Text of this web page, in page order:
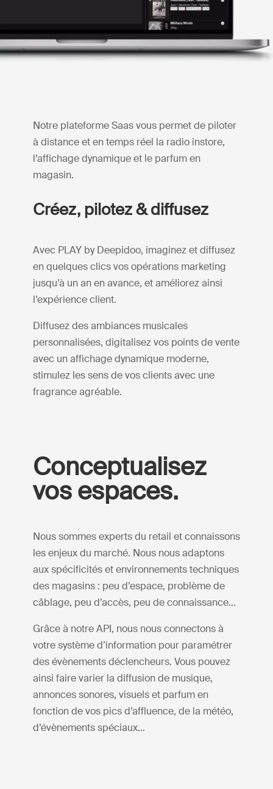
Notre plateforme Saas vous permet de piloter
à distance et en temps réel la radio instore,
l’affichage dynamique et le parfum en
magasin.
Créez, pilotez & diffusez
Avec PLAY by Deepidoo, imaginez et diffusez
en quelques clics vos opérations marketing
jusqu’à un an en avance, et améliorez ainsi
l’expérience client.
Diffusez des ambiances musicales
personnalisées, digitalisez vos points de vente
avec un affichage dynamique moderne,
stimulez les sens de vos clients avec une
fragrance agréable.
Conceptualisez
vos espaces.
Nous sommes experts du retail et connaissons
les enjeux du marché. Nous nous adaptons
aux spécificités et environnements techniques
des magasins : peu d’espace, problème de
câblage, peu d’accès, peu de connaissance…
Grâce à notre API, nous nous connectons à
votre système d’information pour paramétrer
des évènements déclencheurs. Vous pouvez
ainsi faire varier la diffusion de musique,
annonces sonores, visuels et parfum en
fonction de vos pics d’affluence, de la météo,
d’évènements spéciaux…